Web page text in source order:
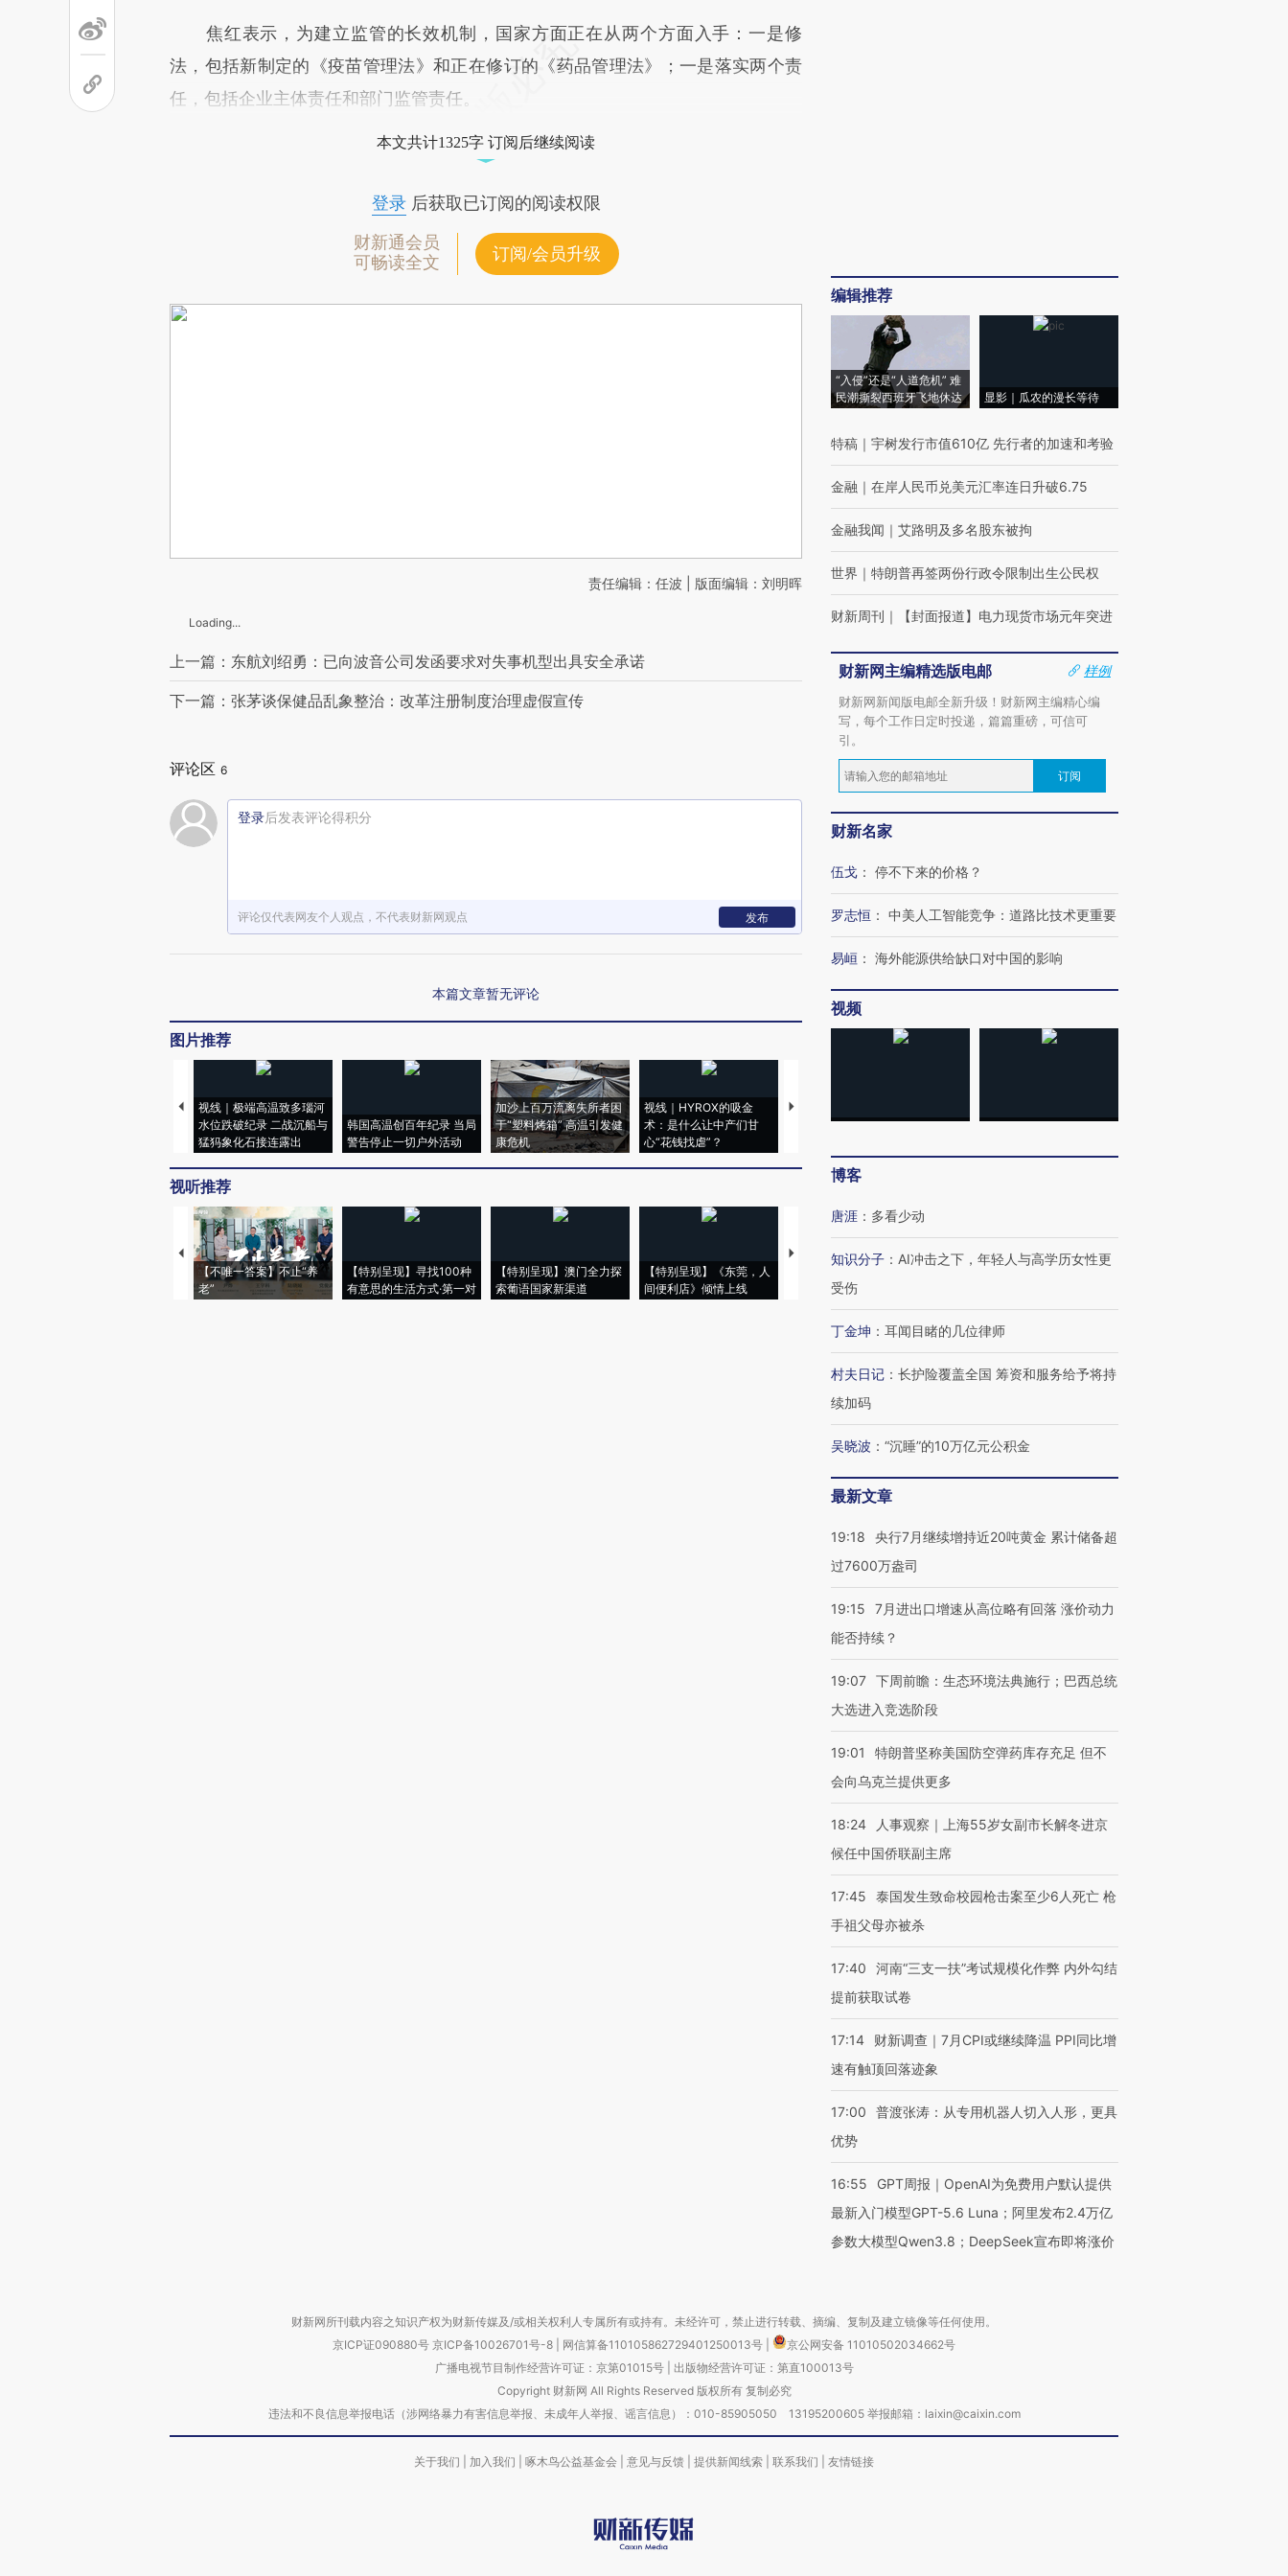
焦红表示，为建立监管的长效机制，国家方面正在从两个方面入手：一是修
法，包括新制定的《疫苗管理法》和正在修订的《药品管理法》；一是落实两个责
任，包括企业主体责任和部门监管责任。
本文共计1325字 订阅后继续阅读
登录后获取已订阅的阅读权限
财新通会员
可畅读全文
订阅/会员升级
责任编辑：任波 | 版面编辑：刘明晖
Loading...
上一篇：东航刘绍勇：已向波音公司发函要求对失事机型出具安全承诺
下一篇：张茅谈保健品乱象整治：改革注册制度治理虚假宣传
评论区 6
登录后发表评论得积分
评论仅代表网友个人观点，不代表财新网观点 发布
本篇文章暂无评论
图片推荐
视线｜极端高温致多瑙河
水位跌破纪录 二战沉船与
猛犸象化石接连露出
韩国高温创百年纪录 当局
警告停止一切户外活动
加沙上百万流离失所者困
于“塑料烤箱” 高温引发健
康危机
视线｜HYROX的吸金
术：是什么让中产们甘
心“花钱找虐”？
马航飞行员跨国走私7万
粒摇头丸 尿检体内含3种
度Z世代 用街头抗争将教
机”？难民潮撕裂西班牙
视听推荐
【不唯一答案】不止“养
老”
【特别呈现】寻找100种
有意思的生活方式·第一对
【特别呈现】澳门全力探
索葡语国家新渠道
【特别呈现】《东莞，人
间便利店》倾情上线
【推广】走进第四届链博
【商旅对话】华住集团
编辑推荐
“入侵”还是“人道危机” 难
民潮撕裂西班牙飞地休达
显影｜瓜农的漫长等待
特稿 ｜ 宇树发行市值610亿 先行者的加速和考验
金融 ｜ 在岸人民币兑美元汇率连日升破6.75
金融我闻 ｜ 艾路明及多名股东被拘
世界 ｜ 特朗普再签两份行政令限制出生公民权
财新周刊 ｜ 【封面报道】电力现货市场元年突进
财新网主编精选版电邮
样例
财新网新闻版电邮全新升级！财新网主编精心编
写，每个工作日定时投递，篇篇重磅，可信可
引。
订阅
财新名家
伍戈 ： 停不下来的价格？
罗志恒 ： 中美人工智能竞争：道路比技术更重要
易峘 ： 海外能源供给缺口对中国的影响
视频
博客
唐涯 ： 多看少动
知识分子 ： AI冲击之下，年轻人与高学历女性更
受伤
丁金坤 ： 耳闻目睹的几位律师
村夫日记 ： 长护险覆盖全国 筹资和服务给予将持
续加码
吴晓波 ： “沉睡”的10万亿元公积金
最新文章
19:18
央行7月继续增持近20吨黄金 累计储备超
过7600万盎司
19:15
7月进出口增速从高位略有回落 涨价动力
能否持续？
19:07 下周前瞻：生态环境法典施行；巴西总统
大选进入竞选阶段
19:01
特朗普坚称美国防空弹药库存充足 但不
会向乌克兰提供更多
18:24
人事观察｜上海55岁女副市长解冬进京
候任中国侨联副主席
17:45
泰国发生致命校园枪击案至少6人死亡 枪
手祖父母亦被杀
17:40
河南“三支一扶”考试规模化作弊 内外勾结
提前获取试卷
17:14
财新调查｜7月CPI或继续降温 PPI同比增
速有触顶回落迹象
17:00
普渡张涛：从专用机器人切入人形，更具
优势
16:55
GPT周报｜OpenAI为免费用户默认提供
最新入门模型GPT-5.6 Luna；阿里发布2.4万亿
参数大模型Qwen3.8；DeepSeek宣布即将涨价
财新网所刊载内容之知识产权为财新传媒及/或相关权利人专属所有或持有。未经许可，禁止进行转载、摘编、复制及建立镜像等任何使用。
京ICP证090880号 京ICP备10026701号-8 网信算备110105862729401250013号
京公网安备 11010502034662号
广播电视节目制作经营许可证：京第01015号| 出版物经营许可证：第直100013号
Copyright 财新网 All Rights Reserved 版权所有 复制必究
违法和不良信息举报电话（涉网络暴力有害信息举报、未成年人举报、谣言信息）：010-85905050 13195200605 举报邮箱：laixin@caixin.com
关于我们 加入我们 啄木鸟公益基金会 意见与反馈 提供新闻线索 联系我们 友情链接